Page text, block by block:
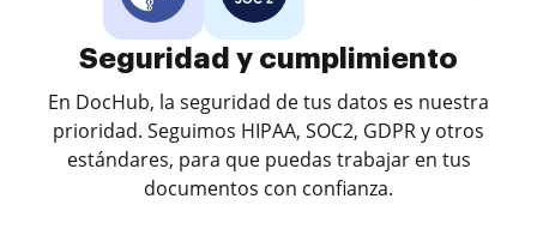
Seguridad y cumplimiento
En DocHub, la seguridad de tus datos es nuestra
prioridad. Seguimos HIPAA, SOC2, GDPR y otros
estándares, para que puedas trabajar en tus
documentos con confianza.